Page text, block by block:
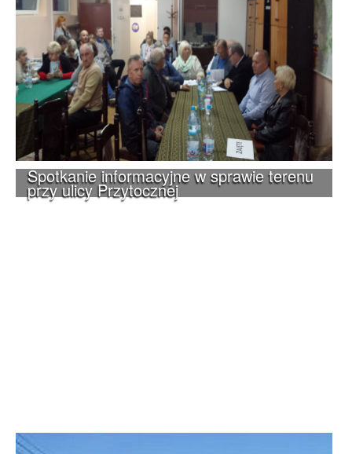
Spotkanie informacyjne w sprawie terenu
przy ulicy Przytocznej